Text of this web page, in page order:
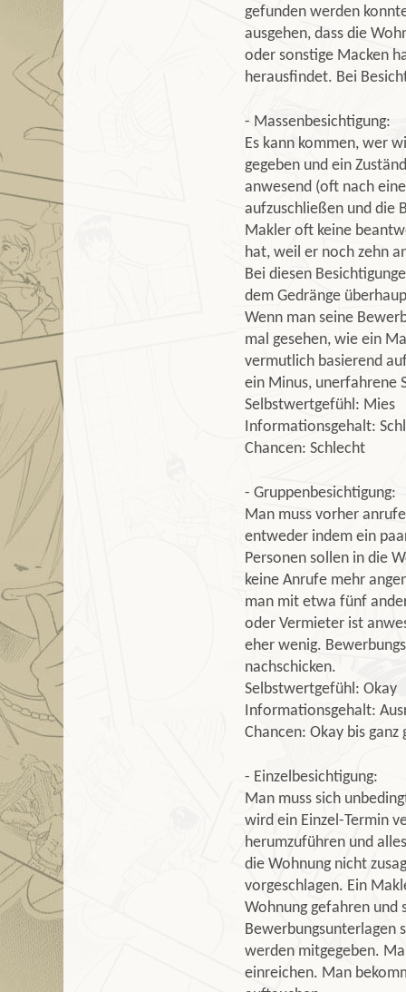
gefunden werden
ausgehen, dass die
oder sonstige Macken
herausfindet. Bei
- Massenbesichtigung:
Es kann kommen, wer
gegeben und ein
anwesend (oft nach
aufzuschließen und die
Makler oft keine
hat, weil er noch zehn
Bei diesen
dem Gedränge
Wenn man seine
mal gesehen, wie ein
vermutlich basierend
ein Minus, unerfahrene
Selbstwertgefühl: Mies
Informationsgehalt:
Chancen: Schlecht
- Gruppenbesichtigung:
Man muss vorher
entweder indem ein
Personen sollen in die
keine Anrufe mehr
man mit etwa fünf
oder Vermieter ist
eher wenig.
nachschicken.
Selbstwertgefühl: Okay
Informationsgehalt:
Chancen: Okay bis ganz
- Einzelbesichtigung:
Man muss sich
wird ein Einzel-Termin
herumzuführen und
die Wohnung nicht
vorgeschlagen. Ein
Wohnung gefahren und
Bewerbungsunterlagen
werden mitgegeben.
einreichen. Man